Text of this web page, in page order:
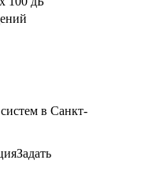
в Санкт-
Задать